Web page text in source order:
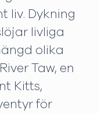
liv. Dykning
livliga
olika
Taw, en
Kitts,
för